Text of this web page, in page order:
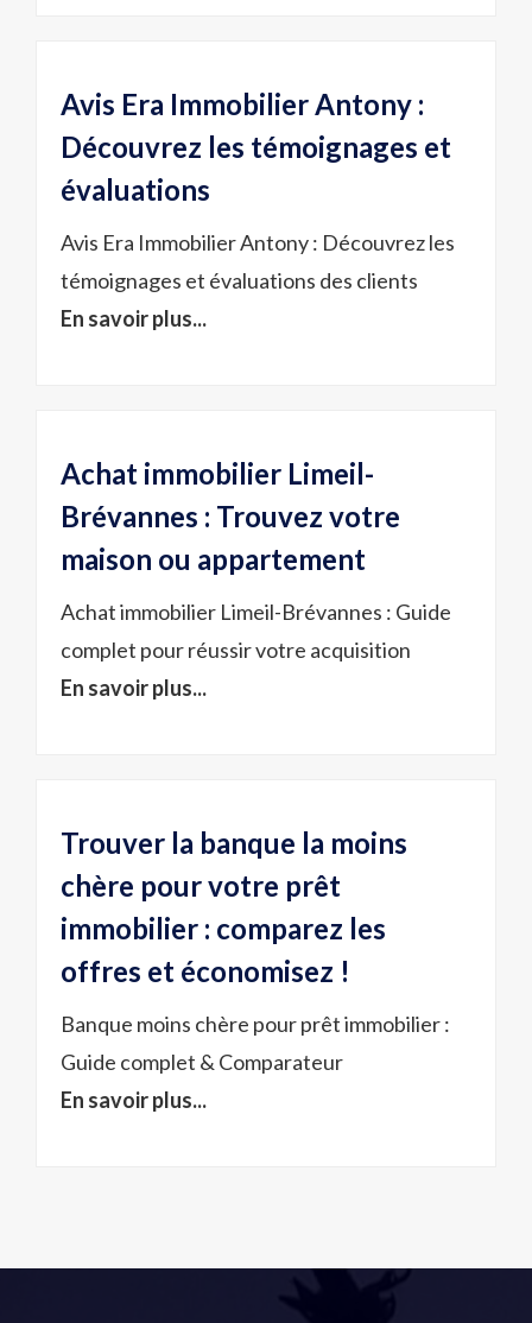
Avis Era Immobilier Antony :
Découvrez les témoignages et
évaluations
Avis Era Immobilier Antony : Découvrez les
témoignages et évaluations des clients
En savoir plus...
Achat immobilier Limeil-
Brévannes : Trouvez votre
maison ou appartement
Achat immobilier Limeil-Brévannes : Guide
complet pour réussir votre acquisition
En savoir plus...
Trouver la banque la moins
chère pour votre prêt
immobilier : comparez les
offres et économisez !
Banque moins chère pour prêt immobilier :
Guide complet & Comparateur
En savoir plus...